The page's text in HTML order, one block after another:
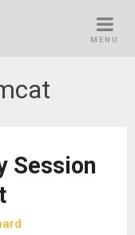
MENU
Session